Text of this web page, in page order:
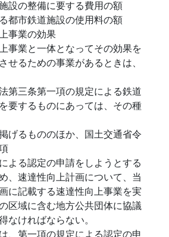
設の整備に要する費用の額
都市鉄道施設の使用料の額
事業の効果
事業と一体となってその効果を
せるための事業があるときは、
第三条第一項の規定による鉄道
要するものにあっては、その種
げるもののほか、国土交通省令
よる認定の申請をしようとする
、速達性向上計画について、当
に記載する速達性向上事業を実
区域に含む地方公共団体に協議
なければならない。
、第一項の規定による認定の申